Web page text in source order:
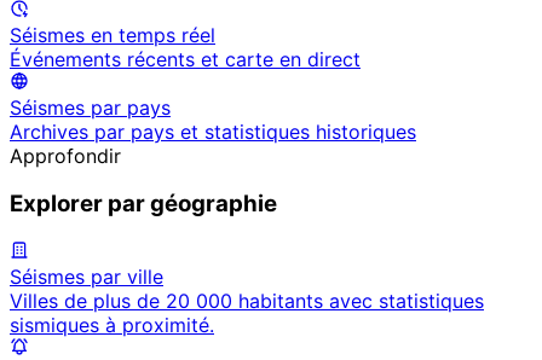
Séismes en temps réel
Événements récents et carte en direct
Séismes par pays
Archives par pays et statistiques historiques
Approfondir
Explorer par géographie
Séismes par ville
Villes de plus de 20 000 habitants avec statistiques
sismiques à proximité.